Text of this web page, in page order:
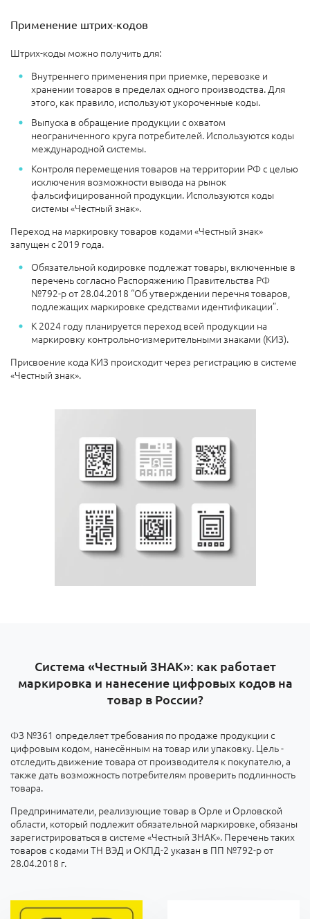
Применение штрих-кодов
Штрих-коды можно получить для:
Внутреннего применения при приемке, перевозке и
хранении товаров в пределах одного производства. Для
этого, как правило, используют укороченные коды.
Выпуска в обращение продукции с охватом
неограниченного круга потребителей. Используются коды
международной системы.
Контроля перемещения товаров на территории РФ с целью
исключения возможности вывода на рынок
фальсифицированной продукции. Используются коды
системы «Честный знак».
Переход на маркировку товаров кодами «Честный знак»
запущен с 2019 года.
Обязательной кодировке подлежат товары, включенные в
перечень согласно Распоряжению Правительства РФ
№792-р от 28.04.2018 “Об утверждении перечня товаров,
подлежащих маркировке средствами идентификации”.
К 2024 году планируется переход всей продукции на
маркировку контрольно-измерительными знаками (КИЗ).
Присвоение кода КИЗ происходит через регистрацию в системе
«Честный знак».
Система «Честный ЗНАК»: как работает
маркировка и нанесение цифровых кодов на
товар в России?
ФЗ №361 определяет требования по продаже продукции с
цифровым кодом, нанесённым на товар или упаковку. Цель -
отследить движение товара от производителя к покупателю, а
также дать возможность потребителям проверить подлинность
товара.
Предприниматели, реализующие товар в Орле и Орловской
области, который подлежит обязательной маркировке, обязаны
зарегистрироваться в системе «Честный ЗНАК». Перечень таких
товаров с кодами ТН ВЭД и ОКПД-2 указан в ПП №792-р от
28.04.2018 г.